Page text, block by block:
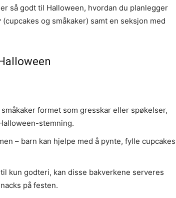
så godt til Halloween, hvordan du planlegger
(cupcakes og småkaker) samt en seksjon med
formet som gresskar eller spøkelser,
stemning.
– barn kan hjelpe med å pynte, fylle cupcakes
kun godteri, kan disse bakverkene serveres
på festen.